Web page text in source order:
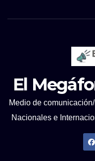
El
Medio de
Nacionales e